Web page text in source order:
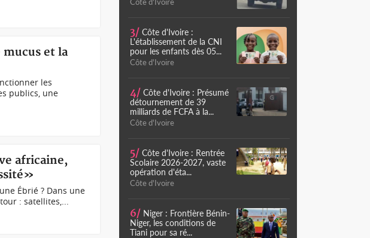
mucus et la
les
publics, une
africaine,
Ébrié ? Dans une
: satellites,...
3/ Côte d'Ivoire :
L'établissement de la CNI
pour les enfants dès 05...
Côte d'Ivoire
4/ Côte d'Ivoire : Présumé
détournement de 39
milliards de FCFA à la...
Côte d'Ivoire
5/ Côte d'Ivoire : Rentrée
Scolaire 2026-2027, vaste
opération d'éta...
Côte d'Ivoire
6/ Niger : Frontière Bénin-
Niger, les conditions de
Tiani pour sa ré...